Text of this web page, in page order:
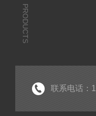
PRODUCTS
联系电话：